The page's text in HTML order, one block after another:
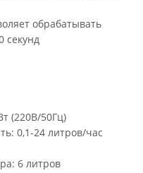
обрабатывать
секунд
(220В/50Гц)
0,1-24 литров/час
6 литров